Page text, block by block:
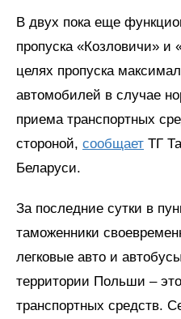
В двух пока еще
пропуска «Козловичи»
целях пропуска
автомобилей в случае
приема транспортных
стороной, сообщает ТГ
Беларуси.
За последние сутки в
таможенники
легковые авто и
территории Польши –
транспортных средств.